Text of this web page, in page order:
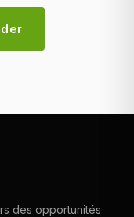
des opportunités